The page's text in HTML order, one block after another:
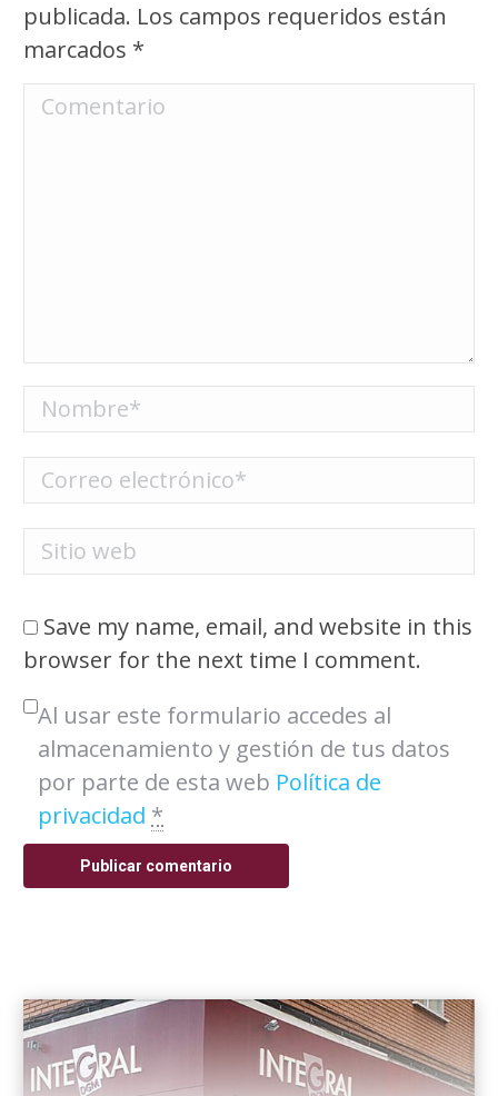
publicada. Los campos requeridos están
marcados *
Comentario
Nombre *
Correo electrónico *
Sitio web
Save my name, email, and website in this
browser for the next time I comment.
Al usar este formulario accedes al
almacenamiento y gestión de tus datos
por parte de esta web Política de
privacidad *
Publicar comentario